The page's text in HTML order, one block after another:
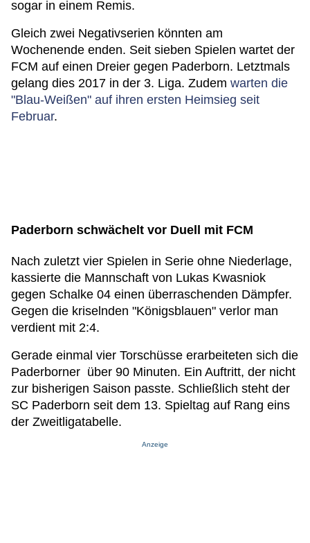
sogar in einem Remis.
Gleich zwei Negativserien könnten am
Wochenende enden. Seit sieben Spielen wartet der
FCM auf einen Dreier gegen Paderborn. Letztmals
gelang dies 2017 in der 3. Liga. Zudem warten die
"Blau-Weißen" auf ihren ersten Heimsieg seit
Februar.
Paderborn schwächelt vor Duell mit FCM
Nach zuletzt vier Spielen in Serie ohne Niederlage,
kassierte die Mannschaft von Lukas Kwasniok
gegen Schalke 04 einen überraschenden Dämpfer.
Gegen die kriselnden "Königsblauen" verlor man
verdient mit 2:4.
Gerade einmal vier Torschüsse erarbeiteten sich die
Paderborner über 90 Minuten. Ein Auftritt, der nicht
zur bisherigen Saison passte. Schließlich steht der
SC Paderborn seit dem 13. Spieltag auf Rang eins
der Zweitligatabelle.
Anzeige